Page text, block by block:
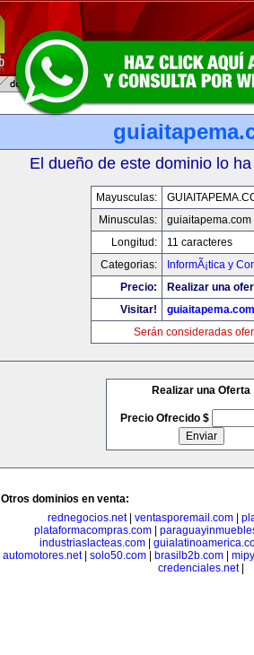
El dueño de este dominio lo
Mayusculas:
Minusculas:
guiaitapema.com
Longitud:
11 caracteres
Categorias:
InformÃ¡tica y
Precio:
Realizar una
Visitar!
guiaitapema.com
Serán consideradas
Realizar una Oferta
Precio Ofrecido $
Otros dominios en venta:
rednegocios.net| ventasporemail.com
plataformacompras.com
industriaslacteas.com
automotores.net| solo50.com brasilb2b.com
credenciales.net|